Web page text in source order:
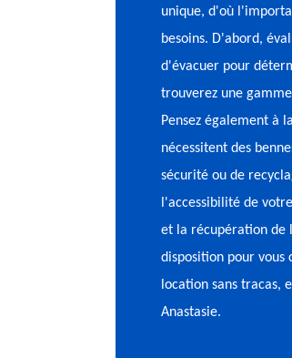
unique, d'où
besoins. D'abord,
d'évacuer pour
trouverez une
Pensez également à
nécessitent des
sécurité ou de
l'accessibilité de
et la récupération de
disposition pour vous
location sans tracas,
Anastasie.